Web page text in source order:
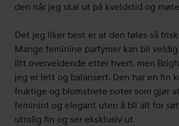
den når jeg skal ut på kveldstid og
Det jeg liker best er at den føles så
Mange feminine parfymer kan bli
litt overveldende etter hvert, men
jeg er lett og balansert. Den har en fin
fruktige og blomstrete noter som gjør
feminint og elegant uten å bli alt for
utrolig fin og ser eksklusiv ut.